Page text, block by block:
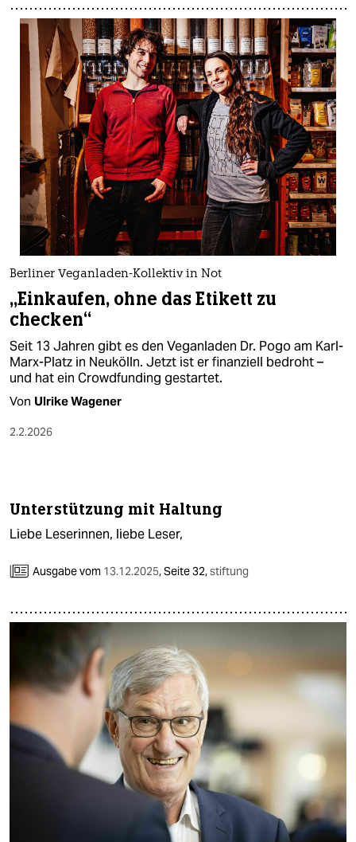
Berliner Veganladen-Kollektiv in Not
„Einkaufen, ohne das Etikett zu
checken“
Seit 13 Jahren gibt es den Veganladen Dr. Pogo am Karl-
Marx-Platz in Neukölln. Jetzt ist er finanziell bedroht –
und hat ein Crowdfunding gestartet.
Von Ulrike Wagener
2.2.2026
Unterstützung mit Haltung
Liebe Leserinnen, liebe Leser,
Ausgabe vom 13.12.2025,Seite 32,stiftung